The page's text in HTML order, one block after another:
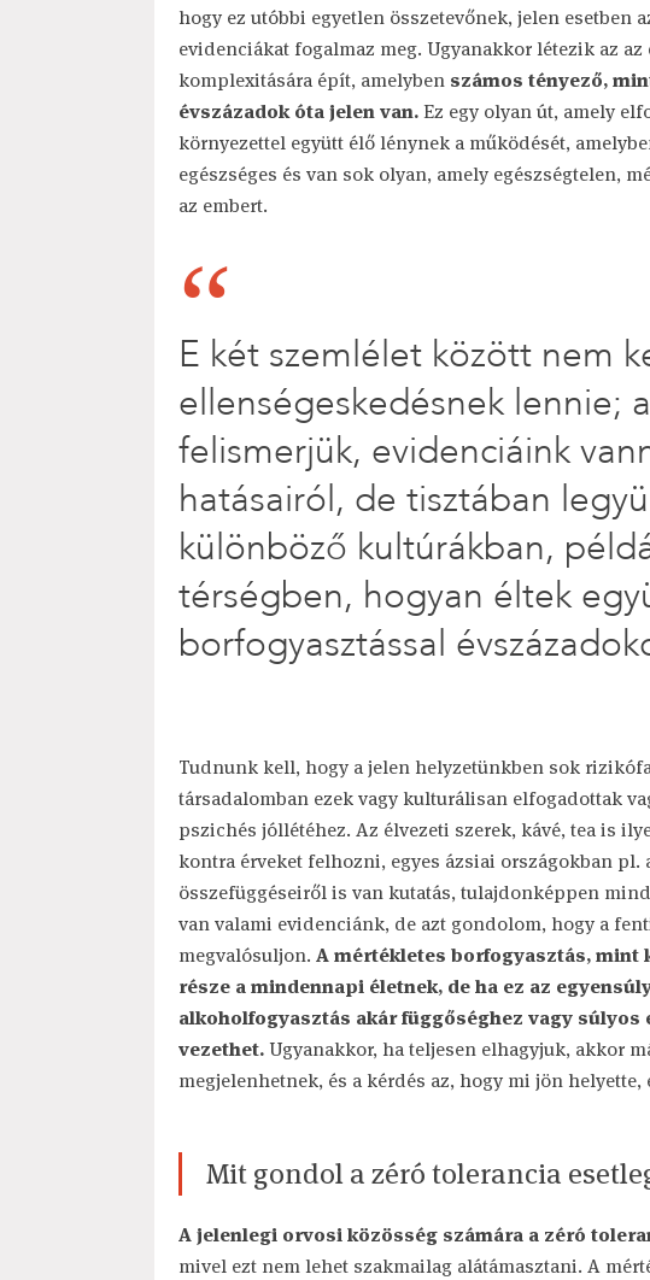
hogy ez utóbbi egyetlen összetevőnek, jelen esetben
evidenciákat fogalmaz meg. Ugyanakkor létezik az
komplexitására épít, amelyben számos tényező,
évszázadok óta jelen van.Ez egy olyan út, amely
környezettel együtt élő lénynek a működését,
egészséges és van sok olyan, amely egészségtelen,
az embert.
E két szemlélet között nem
ellenségeskedésnek lennie;
felismerjük, evidenciáink
hatásairól, de tisztában
különböző kultúrákban,
térségben, hogyan éltek
borfogyasztással
Tudnunk kell, hogy a jelen helyzetünkben sok
társadalomban ezek vagy kulturálisan elfogadottak
pszichés jóllétéhez. Az élvezeti szerek, kávé, tea is
kontra érveket felhozni, egyes ázsiai országokban pl.
összefüggéseiről is van kutatás, tulajdonképpen
van valami evidenciánk, de azt gondolom, hogy a
megvalósuljon. A mértékletes borfogyasztás, mint
része a mindennapi életnek, de ha ez az
alkoholfogyasztás akár függőséghez vagy
vezethet.Ugyanakkor, ha teljesen elhagyjuk, akkor
megjelenhetnek, és a kérdés az, hogy mi jön
Mit gondol a zéró tolerancia
A jelenlegi orvosi közösség számára a zéró
mivel ezt nem lehet szakmailag alátámasztani. A